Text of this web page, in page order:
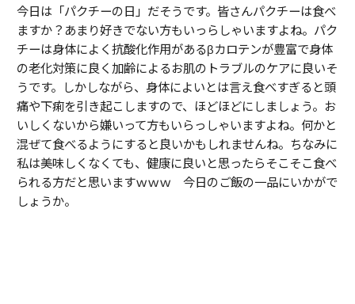
今日は「パクチーの日」だそうです。皆さんパクチーは食べ
ますか？あまり好きでない方もいっらしゃいますよね。パク
チーは身体によく抗酸化作用があるβカロテンが豊富で身体
の老化対策に良く加齢によるお肌のトラブルのケアに良いそ
うです。しかしながら、身体によいとは言え食べすぎると頭
痛や下痢を引き起こしますので、ほどほどにしましょう。お
いしくないから嫌いって方もいらっしゃいますよね。何かと
混ぜて食べるようにすると良いかもしれませんね。ちなみに
私は美味しくなくても、健康に良いと思ったらそこそこ食べ
られる方だと思いますｗｗｗ 今日のご飯の一品にいかがで
しょうか。